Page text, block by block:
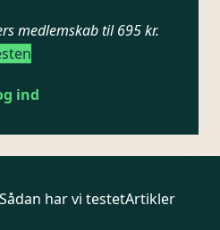
medlemskab til 695 kr.
ind
Sådan har vi testetArtikler